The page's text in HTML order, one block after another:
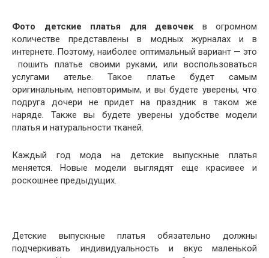
Фото детские платья для девочек в огромном
количестве представлены в модных журналах и в
интернете. Поэтому, наиболее оптимальный вариант — это
пошить платье своими руками, или воспользоваться
услугами ателье. Такое платье будет самым
оригинальным, неповторимым, и вы будете уверены, что
подруга дочери не придет на праздник в таком же
наряде. Также вы будете уверены удобстве модели
платья и натуральности тканей.
Каждый год мода на детские выпускные платья
меняется. Новые модели выглядят еще красивее и
роскошнее предыдущих.
Детские выпускные платья обязательно должны
подчеркивать индивидуальность и вкус маленькой